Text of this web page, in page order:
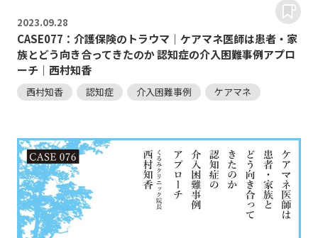
2023.09.28
CASE077：介護保険のトラウマ｜ケアマネ医師は患者・家
族とどう向き合ってきたのか 認知症の介入困難事例アプロ
ーチ｜西村知香
西村知香 認知症 介入困難事例 ケアマネ